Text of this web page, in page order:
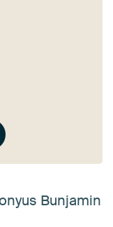
Bunjamin